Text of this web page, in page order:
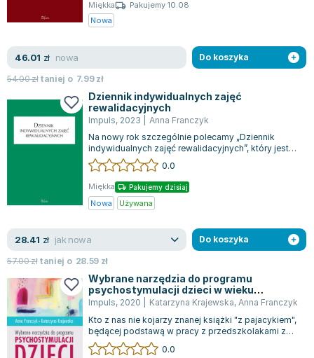
Książki o naukach politycznych dla studentów
Książki do nauk społecznych dla studentów
Książki do nauk ścisłych dla studentów
Prawo - książki dla studentów
Technologia żywności - książki
Zarządzanie i marketing - książki
Nauka języków obcych - książki
Podręczniki dla nauczycieli - metodyka
Repetytoria, testy i materiały pomocnicze
Bolesław Prus
Wanda Chotomska
Józef Ignacy Kraszewski
Clive Staples Lewis
Martyna Wojciechowska
Melissa De la Cruz
Blanka Lipińska
Agatha Christie
Witold Gadowski
Marcin Kowalczyk
Piotr Zychowicz
Joanna Jabłczyńska
Piotr Kościelny
Jan Piński
Zygmunt Freud
Agata Passent
Miękka
Pakujemy 10.08
Nowa
46.01 zł nowa
54.00złtaniej o 7.99zł
Do koszyka
Dziennik indywidualnych zajęć
rewalidacyjnych
Impuls, 2023
Anna Franczyk
Na nowy rok szczególnie polecamy „Dziennik
indywidualnych zajęć rewalidacyjnych”, który jest
niezwykle przydatnym narzędziem dla p...
0.0
Miękka Pakujemy dzisiaj
Nowa Używana
28.41 zł jak nowa
57.00złtaniej o 28.59 zł
Do koszyka
Wybrane narzędzia do programu
psychostymulacji dzieci w wieku
przedszkolnym z deficytami i
Impuls, 2020 Katarzyna Krajewska, Anna Franczyk
Kto z nas nie kojarzy znanej książki "z pajacykiem",
będącej podstawą w pracy z przedszkolakami z
deficytami rozwojowymi? Ten podr...
0.0